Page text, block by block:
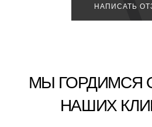
НАПИСАТЬ
МЫ ГОРДИМСЯ
НАШИХ